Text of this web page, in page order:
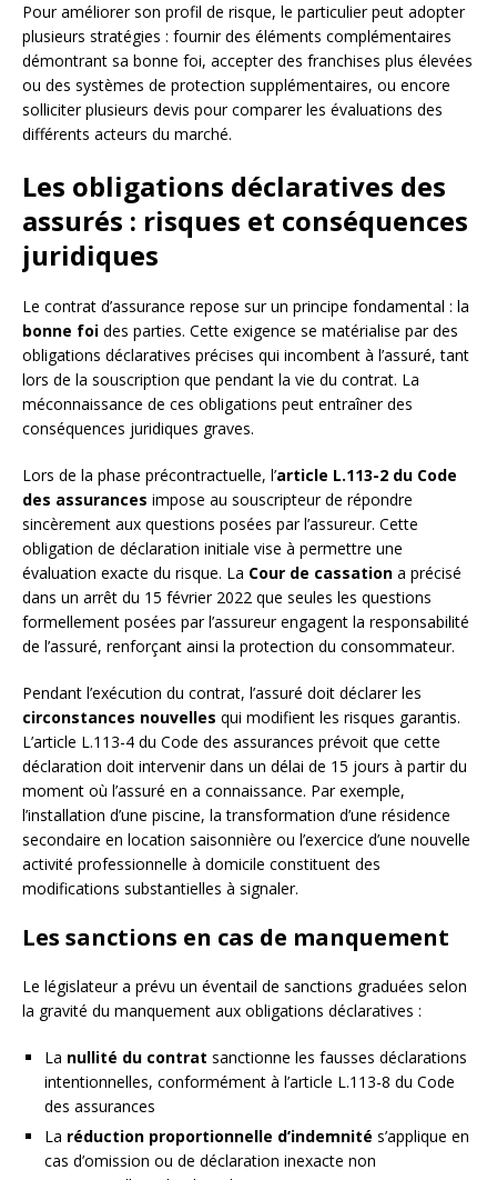
Pour améliorer son profil de risque, le particulier peut adopter
plusieurs stratégies : fournir des éléments complémentaires
démontrant sa bonne foi, accepter des franchises plus élevées
ou des systèmes de protection supplémentaires, ou encore
solliciter plusieurs devis pour comparer les évaluations des
différents acteurs du marché.
Les obligations déclaratives des
assurés : risques et conséquences
juridiques
Le contrat d’assurance repose sur un principe fondamental : la
bonne foi des parties. Cette exigence se matérialise par des
obligations déclaratives précises qui incombent à l’assuré, tant
lors de la souscription que pendant la vie du contrat. La
méconnaissance de ces obligations peut entraîner des
conséquences juridiques graves.
Lors de la phase précontractuelle, l’article L.113-2 du Code
des assurances impose au souscripteur de répondre
sincèrement aux questions posées par l’assureur. Cette
obligation de déclaration initiale vise à permettre une
évaluation exacte du risque. La Cour de cassation a précisé
dans un arrêt du 15 février 2022 que seules les questions
formellement posées par l’assureur engagent la responsabilité
de l’assuré, renforçant ainsi la protection du consommateur.
Pendant l’exécution du contrat, l’assuré doit déclarer les
circonstances nouvelles qui modifient les risques garantis.
L’article L.113-4 du Code des assurances prévoit que cette
déclaration doit intervenir dans un délai de 15 jours à partir du
moment où l’assuré en a connaissance. Par exemple,
l’installation d’une piscine, la transformation d’une résidence
secondaire en location saisonnière ou l’exercice d’une nouvelle
activité professionnelle à domicile constituent des
modifications substantielles à signaler.
Les sanctions en cas de manquement
Le législateur a prévu un éventail de sanctions graduées selon
la gravité du manquement aux obligations déclaratives :
La nullité du contrat sanctionne les fausses déclarations
intentionnelles, conformément à l’article L.113-8 du Code
des assurances
La réduction proportionnelle d’indemnité s’applique en
cas d’omission ou de déclaration inexacte non